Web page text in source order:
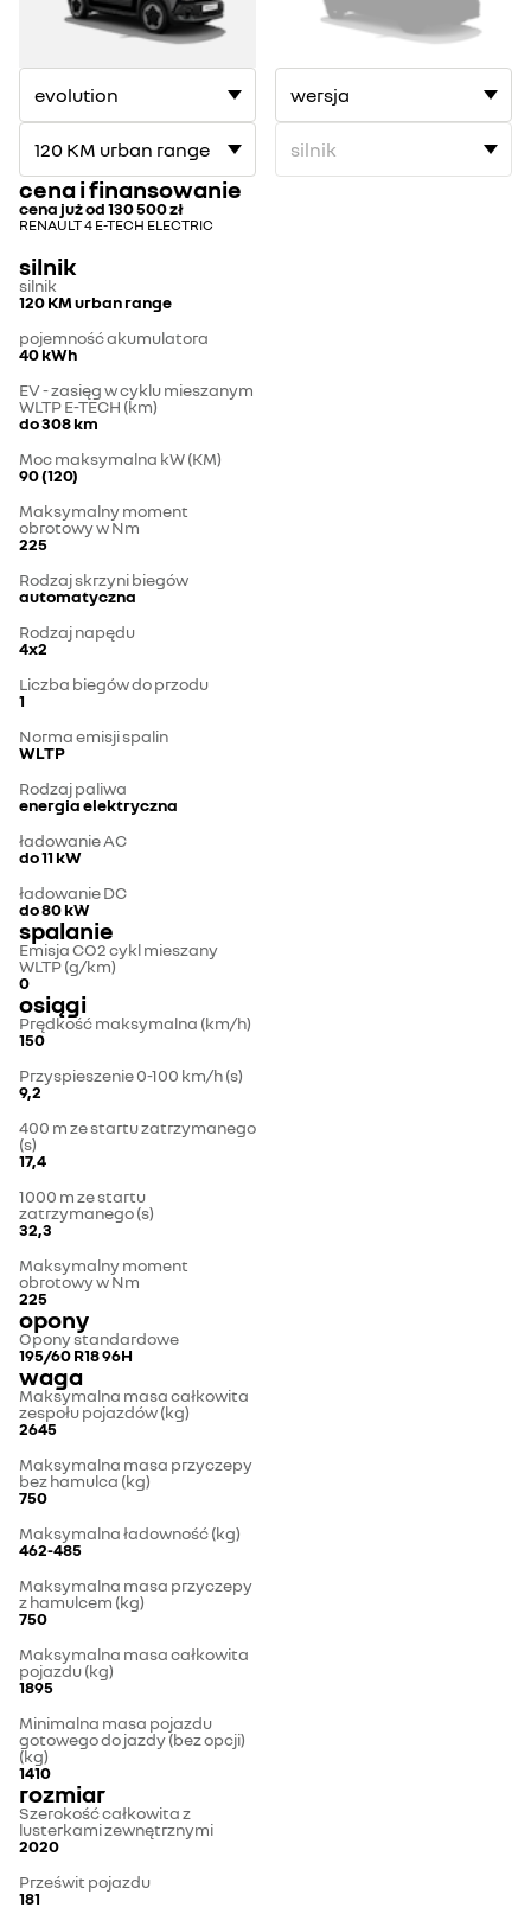
cena i finansowanie
cena już od130 500 zł
RENAULT 4 E-TECH ELECTRIC
silnik
silnik
120 KM urban range
pojemność akumulatora
40 kWh
EV - zasięg w cyklu mieszanym
WLTP E-TECH (km)
do 308 km
Moc maksymalna kW (KM)
90 (120)
Maksymalny moment
obrotowy w Nm
225
Rodzaj skrzyni biegów
automatyczna
Rodzaj napędu
4x2
Liczba biegów do przodu
1
Norma emisji spalin
WLTP
Rodzaj paliwa
energia elektryczna
ładowanie AC
do 11 kW
ładowanie DC
do 80 kW
spalanie
Emisja CO2 cykl mieszany
WLTP (g/km)
0
osiągi
Prędkość maksymalna (km/h)
150
Przyspieszenie 0-100 km/h (s)
9,2
400 m ze startu zatrzymanego
(s)
17,4
1000 m ze startu
zatrzymanego (s)
32,3
Maksymalny moment
obrotowy w Nm
225
opony
Opony standardowe
195/60 R18 96H
waga
Maksymalna masa całkowita
zespołu pojazdów (kg)
2645
Maksymalna masa przyczepy
bez hamulca (kg)
750
Maksymalna ładowność (kg)
462-485
Maksymalna masa przyczepy
z hamulcem (kg)
750
Maksymalna masa całkowita
pojazdu (kg)
1895
Minimalna masa pojazdu
gotowego do jazdy (bez opcji)
(kg)
1410
rozmiar
Szerokość całkowita z
lusterkami zewnętrznymi
2020
Prześwit pojazdu
181